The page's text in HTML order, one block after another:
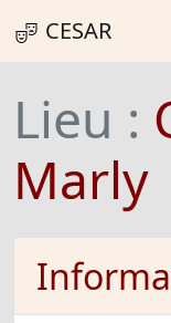
CESAR
Lieu :
Marly